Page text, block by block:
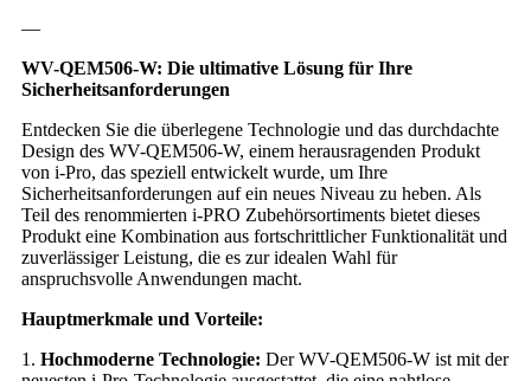
—
WV-QEM506-W: Die ultimative Lösung für Ihre
Sicherheitsanforderungen
Entdecken Sie die überlegene Technologie und das durchdachte
Design des WV-QEM506-W, einem herausragenden Produkt
von i-Pro, das speziell entwickelt wurde, um Ihre
Sicherheitsanforderungen auf ein neues Niveau zu heben. Als
Teil des renommierten i-PRO Zubehörsortiments bietet dieses
Produkt eine Kombination aus fortschrittlicher Funktionalität und
zuverlässiger Leistung, die es zur idealen Wahl für
anspruchsvolle Anwendungen macht.
Hauptmerkmale und Vorteile:
1. Hochmoderne Technologie: Der WV-QEM506-W ist mit der